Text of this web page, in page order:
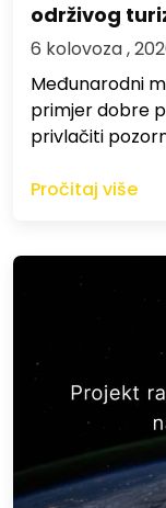
održivog
6 kolovoza ,
Međunarodni
primjer dobre
privlačiti
Pročitaj više